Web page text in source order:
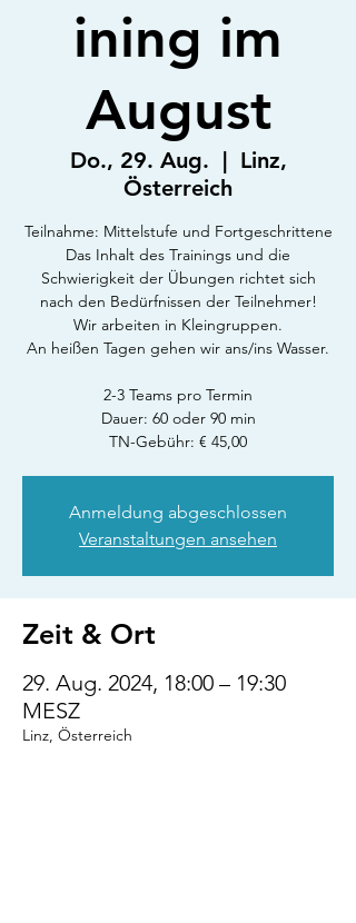
ining im
August
Do., 29. Aug.
  |
Linz,
Österreich
Teilnahme: Mittelstufe und Fortgeschrittene
Das Inhalt des Trainings und die
Schwierigkeit der Übungen richtet sich
nach den Bedürfnissen der Teilnehmer!
Wir arbeiten in Kleingruppen.
An heißen Tagen gehen wir ans/ins Wasser.
2-3 Teams pro Termin
Dauer: 60 oder 90 min
TN-Gebühr: € 45,00
Anmeldung abgeschlossen
Veranstaltungen ansehen
Zeit & Ort
29. Aug. 2024, 18:00 – 19:30
MESZ
Linz, Österreich